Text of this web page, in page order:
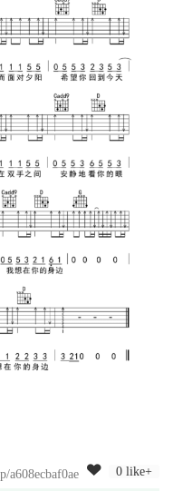
a608ecbaf0ae
0 like+